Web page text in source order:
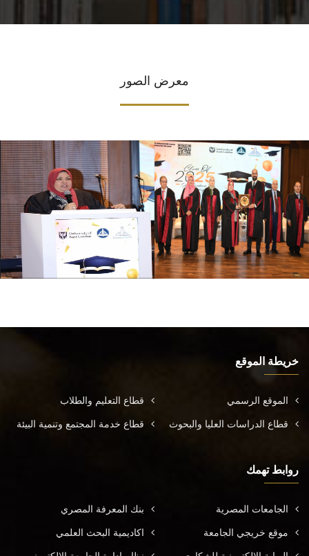
معرض الصور
خريطة الموقع
الموقع الرسمي قطاع التعليم والطلاب
قطاع الدراسات العليا والبحوث قطاع خدمة المجتمع وتنمية البيئة
روابط تهمك
الجامعات المصرية بنك المعرفة المصري
موقع خريجي الجامعة اكاديمية البحث العلمي